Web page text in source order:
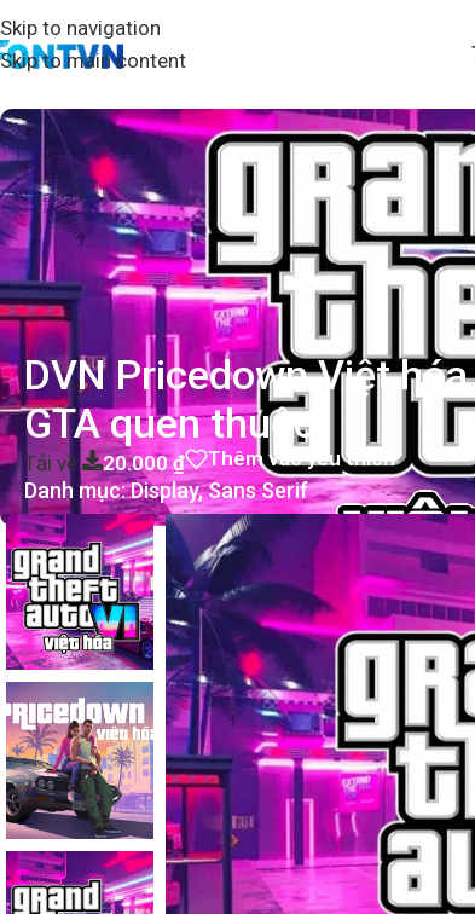
Skip to navigation
Skip to main content
DVN Pricedown Việt
GTA quen thuộc
Tải về 20.000₫ Thêm vào yêu thích
Danh mục:Display,Sans Serif